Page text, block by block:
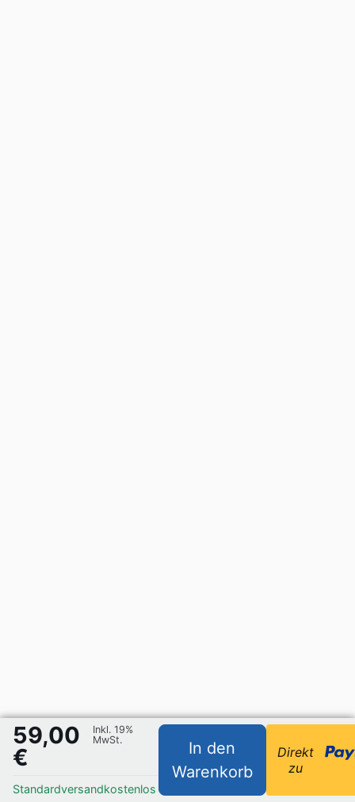
59,00
€
Inkl. 19%
MwSt.
Standardversandkostenlos
In den
Warenkorb
Direkt
zu